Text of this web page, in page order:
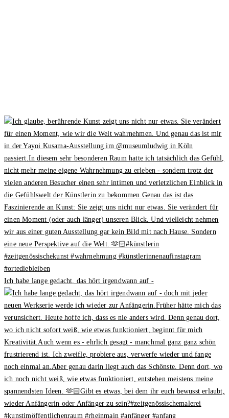
Ich habe lange gedacht, das hört irgendwann auf -